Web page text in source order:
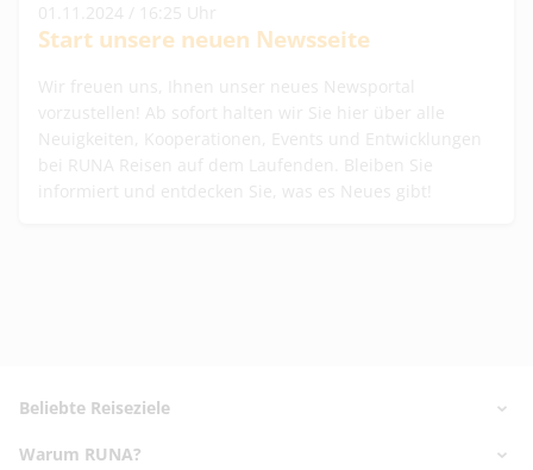
01.11.2024 / 16:25 Uhr
Start unsere neuen Newsseite
Wir freuen uns, Ihnen unser neues Newsportal
vorzustellen! Ab sofort halten wir Sie hier über alle
Neuigkeiten, Kooperationen, Events und Entwicklungen
bei RUNA Reisen auf dem Laufenden. Bleiben Sie
informiert und entdecken Sie, was es Neues gibt!
Footer navigation
Beliebte Reiseziele
Nord- & Ostsee
Warum RUNA?